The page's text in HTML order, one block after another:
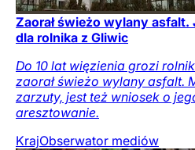
Zaorał świeżo wylany
dla rolnika z Gliwic
Do 10 lat więzienia grozi
zaorał świeżo wylany asfalt.
zarzuty, jest też wniosek o
aresztowanie.
KrajObserwator mediów